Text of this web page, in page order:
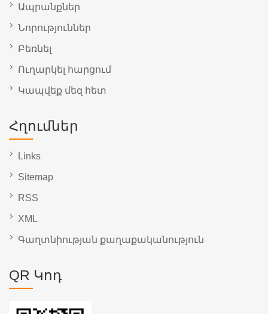
Ապրանքներ
Նորություններ
Բեռնել
Ուղարկել հարցում
Կապվեք մեզ հետ
Հղումներ
Links
Sitemap
RSS
XML
Գաղտնիության քաղաքականություն
QR Կոդ